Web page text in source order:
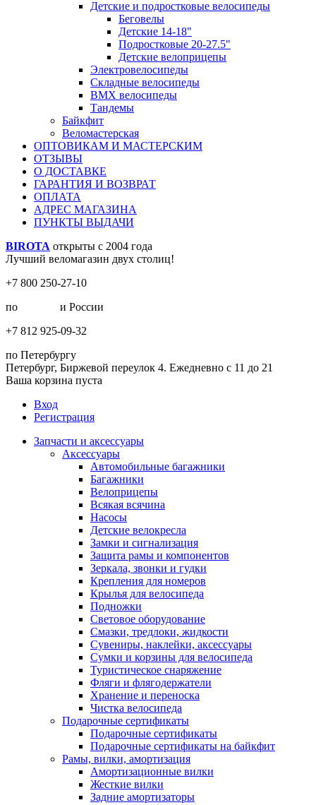
Детские и подростковые велосипеды
Беговелы
Детские 14-18"
Подростковые 20-27.5"
Детские велоприцепы
Электровелосипеды
Складные велосипеды
BMX велосипеды
Тандемы
Байкфит
Веломастерская
ОПТОВИКАМ И МАСТЕРСКИМ
ОТЗЫВЫ
О ДОСТАВКЕ
ГАРАНТИЯ И ВОЗВРАТ
ОПЛАТА
АДРЕС МАГАЗИНА
ПУНКТЫ ВЫДАЧИ
BIROTA открыты с 2004 года
Лучший веломагазин двух столиц!
+7 800 250-27-10
по
и России
+7 812 925-09-32
по Петербургу
Петербург, Биржевой переулок 4. Ежедневно с 11 до 21
Ваша корзина пуста
Вход
Регистрация
Запчасти и аксессуары
Аксессуары
Автомобильные багажники
Багажники
Велоприцепы
Всякая всячина
Насосы
Детские велокресла
Замки и сигнализация
Защита рамы и компонентов
Зеркала, звонки и гудки
Крепления для номеров
Крылья для велосипеда
Подножки
Световое оборудование
Смазки, тредлоки, жидкости
Сувениры, наклейки, аксессуары
Сумки и корзины для велосипеда
Туристическое снаряжение
Фляги и флягодержатели
Хранение и переноска
Чистка велосипеда
Подарочные сертификаты
Подарочные сертификаты
Подарочные сертификаты на байкфит
Рамы, вилки, амортизация
Амортизационные вилки
Жесткие вилки
Задние амортизаторы